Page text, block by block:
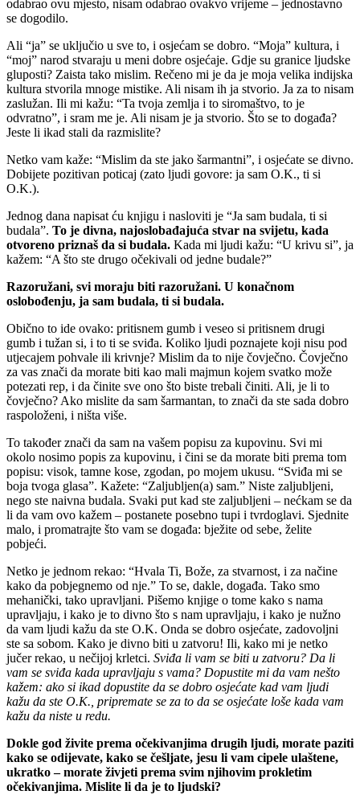
odabrao ovu mjesto, nisam odabrao ovakvo vrijeme – jednostavno
se dogodilo.
Ali “ja” se uključio u sve to, i osjećam se dobro. “Moja” kultura, i
“moj” narod stvaraju u meni dobre osjećaje. Gdje su granice ljudske
gluposti? Zaista tako mislim. Rečeno mi je da je moja velika indijska
kultura stvorila mnoge mistike. Ali nisam ih ja stvorio. Ja za to nisam
zaslužan. Ili mi kažu: “Ta tvoja zemlja i to siromaštvo, to je
odvratno”, i sram me je. Ali nisam je ja stvorio. Što se to događa?
Jeste li ikad stali da razmislite?
Netko vam kaže: “Mislim da ste jako šarmantni”, i osjećate se divno.
Dobijete pozitivan poticaj (zato ljudi govore: ja sam O.K., ti si
O.K.).
Jednog dana napisat ću knjigu i nasloviti je “Ja sam budala, ti si
budala”. To je divna, najoslobađajuća stvar na svijetu, kada
otvoreno priznaš da si budala. Kada mi ljudi kažu: “U krivu si”, ja
kažem: “A što ste drugo očekivali od jedne budale?”
Razoružani, svi moraju biti razoružani. U konačnom
oslobođenju, ja sam budala, ti si budala.
Obično to ide ovako: pritisnem gumb i veseo si pritisnem drugi
gumb i tužan si, i to ti se sviđa. Koliko ljudi poznajete koji nisu pod
utjecajem pohvale ili krivnje? Mislim da to nije čovječno. Čovječno
za vas znači da morate biti kao mali majmun kojem svatko može
potezati rep, i da činite sve ono što biste trebali činiti. Ali, je li to
čovječno? Ako mislite da sam šarmantan, to znači da ste sada dobro
raspoloženi, i ništa više.
To također znači da sam na vašem popisu za kupovinu. Svi mi
okolo nosimo popis za kupovinu, i čini se da morate biti prema tom
popisu: visok, tamne kose, zgodan, po mojem ukusu. “Sviđa mi se
boja tvoga glasa”. Kažete: “Zaljubljen(a) sam.” Niste zaljubljeni,
nego ste naivna budala. Svaki put kad ste zaljubljeni – nećkam se da
li da vam ovo kažem – postanete posebno tupi i tvrdoglavi. Sjednite
malo, i promatrajte što vam se događa: bježite od sebe, želite
pobjeći.
Netko je jednom rekao: “Hvala Ti, Bože, za stvarnost, i za načine
kako da pobjegnemo od nje.” To se, dakle, događa. Tako smo
mehanički, tako upravljani. Pišemo knjige o tome kako s nama
upravljaju, i kako je to divno što s nam upravljaju, i kako je nužno
da vam ljudi kažu da ste O.K. Onda se dobro osjećate, zadovoljni
ste sa sobom. Kako je divno biti u zatvoru! Ili, kako mi je netko
jučer rekao, u nečijoj krletci. Sviđa li vam se biti u zatvoru? Da li
vam se sviđa kada upravljaju s vama? Dopustite mi da vam nešto
kažem: ako si ikad dopustite da se dobro osjećate kad vam ljudi
kažu da ste O.K., pripremate se za to da se osjećate loše kada vam
kažu da niste u redu.
Dokle god živite prema očekivanjima drugih ljudi, morate paziti
kako se odijevate, kako se češljate, jesu li vam cipele ulaštene,
ukratko – morate živjeti prema svim njihovim prokletim
očekivanjima. Mislite li da je to ljudski?